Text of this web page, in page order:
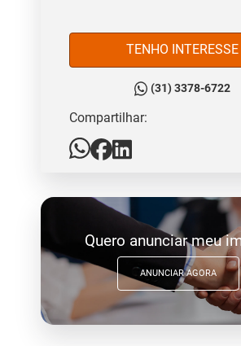
TENHO INTERESSE
(31) 3378-6722
Compartilhar:
Quero anunciar meu
ANUNCIAR AGORA